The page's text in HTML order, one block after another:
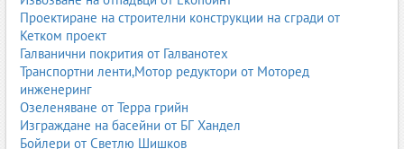
Проектиране на строителни конструкции на сгради от
Кетком проект
Галванични покрития от Галванотех
Транспортни ленти,Мотор редуктори от Моторед
инженеринг
Озеленяване от Терра грийн
Изграждане на басейни от БГ Хандел
Бойлери от Светлю Шишков